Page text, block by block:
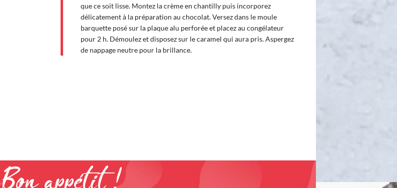
que ce soit lisse. Montez la crème en chantilly puis incorporez
délicatement à la préparation au chocolat. Versez dans le moule
barquette posé sur la plaque alu perforée et placez au congélateur
pour 2 h. Démoulez et disposez sur le caramel qui aura pris. Aspergez
de nappage neutre pour la brillance.